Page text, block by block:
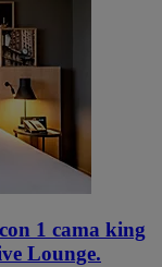
1 cama king
Lounge.